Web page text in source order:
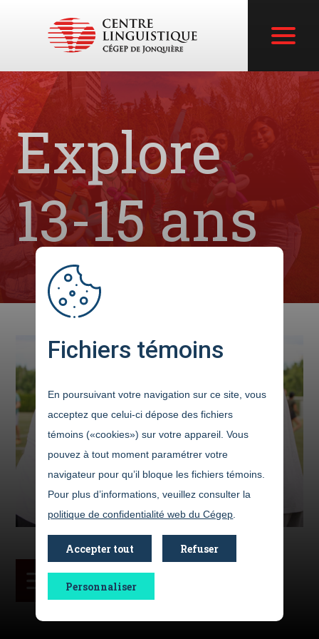
Explore
13-15 ans
Dans cette section
Fichiers témoins
En poursuivant votre navigation sur ce site, vous
acceptez que celui-ci dépose des fichiers
témoins («cookies») sur votre appareil. Vous
pouvez à tout moment paramétrer votre
navigateur pour qu’il bloque les fichiers témoins.
Pour plus d’informations, veuillez consulter la
politique de confidentialité web du Cégep
Accepter tout Refuser
Personnaliser